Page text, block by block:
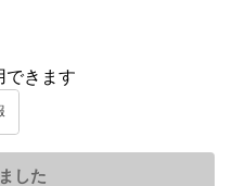
できます
した